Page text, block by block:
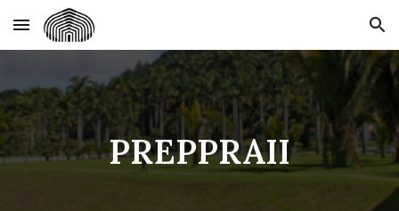
Skip to main content Skip to navigation
PREPPRAII